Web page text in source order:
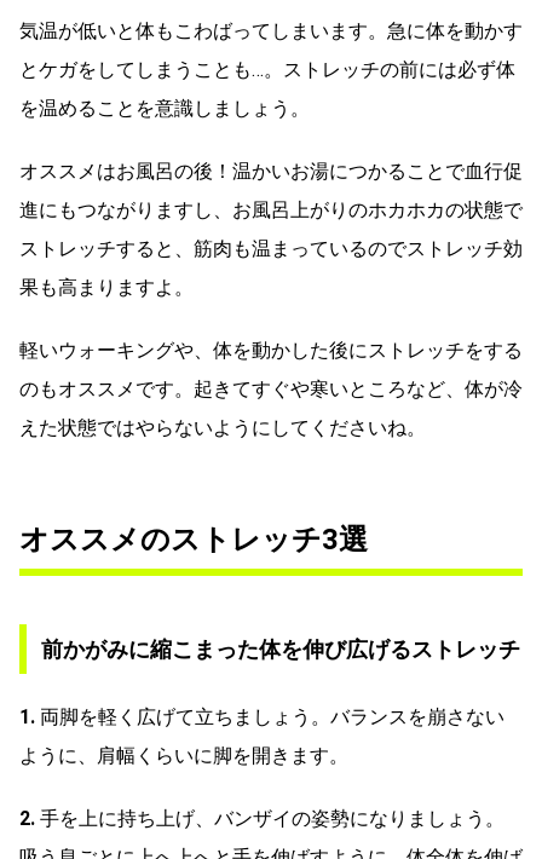
気温が低いと体もこわばってしまいます。急に体を動かす
とケガをしてしまうことも…。ストレッチの前には必ず体
を温めることを意識しましょう。
オススメはお風呂の後！温かいお湯につかることで血行促
進にもつながりますし、お風呂上がりのホカホカの状態で
ストレッチすると、筋肉も温まっているのでストレッチ効
果も高まりますよ。
軽いウォーキングや、体を動かした後にストレッチをする
のもオススメです。起きてすぐや寒いところなど、体が冷
えた状態ではやらないようにしてくださいね。
オススメのストレッチ3選
前かがみに縮こまった体を伸び広げるストレッチ
1. 両脚を軽く広げて立ちましょう。バランスを崩さない
ように、肩幅くらいに脚を開きます。
2. 手を上に持ち上げ、バンザイの姿勢になりましょう。